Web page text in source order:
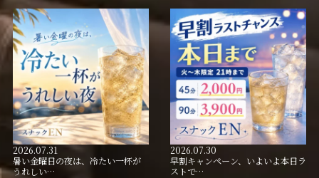
2026.07.31
暑い金曜日の夜は、冷たい一杯が
うれしい…
2026.07.30
早割キャンペーン、いよいよ本日ラ
ストで…